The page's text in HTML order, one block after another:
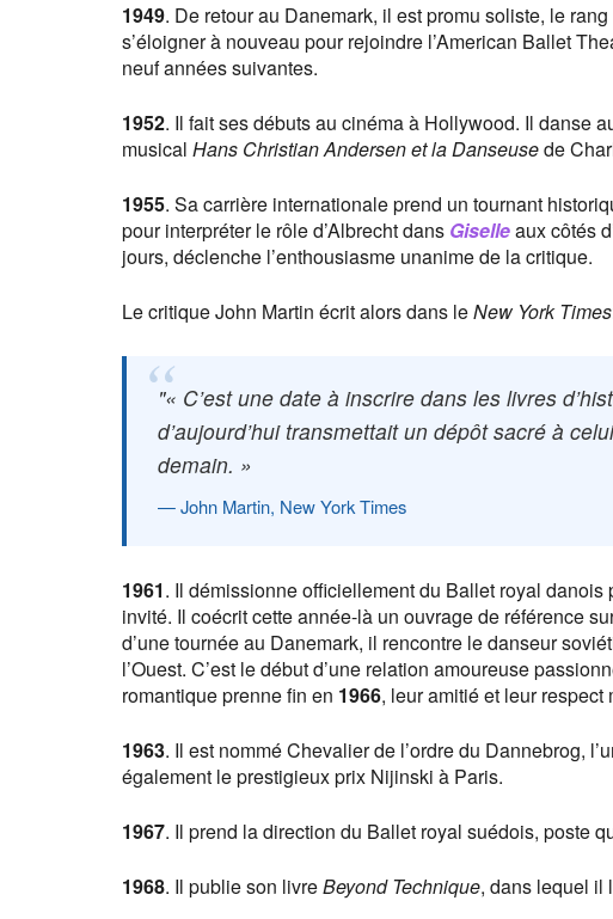
1949. De retour au Danemark, il est promu soliste, le
s’éloigner à nouveau pour rejoindre l’American Ballet
neuf années suivantes.
1952. Il fait ses débuts au cinéma à Hollywood. Il danse
musical Hans Christian Andersen et la Danseusede
1955. Sa carrière internationale prend un tournant
pour interpréter le rôle d’Albrecht dans Giselleaux côtés
jours, déclenche l’enthousiasme unanime de la critique.
Le critique John Martin écrit alors dans leNew York Times
« C’est une date à inscrire dans les livres
d’aujourd’hui transmettait un dépôt sacré à
demain. »
John Martin, New York Times
1961. Il démissionne officiellement du Ballet royal
invité. Il coécrit cette année-là un ouvrage de référence
d’une tournée au Danemark, il rencontre le danseur
l’Ouest. C’est le début d’une relation amoureuse
romantique prenne fin en 1966, leur amitié et leur respect
1963. Il est nommé Chevalier de l’ordre du Dannebrog,
également le prestigieux prix Nijinski à Paris.
1967. Il prend la direction du Ballet royal suédois, poste
1968. Il publie son livreBeyond Technique, dans lequel il